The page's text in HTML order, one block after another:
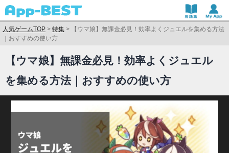
人気ゲームTOP > 特集 >
【ウマ娘】無課金必見！効率よくジュエルを集める方法
｜おすすめの使い方
【ウマ娘】無課金必見！効率よくジュエル
を集める方法｜おすすめの使い方